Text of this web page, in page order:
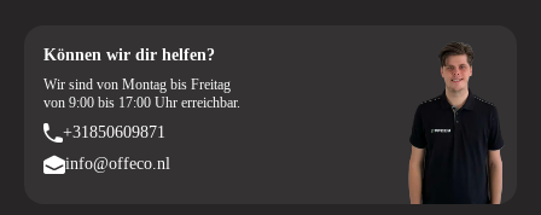
Können wir dir helfen?
Wir sind von Montag bis Freitag
von 9:00 bis 17:00 Uhr erreichbar.
+31850609871
info@offeco.nl